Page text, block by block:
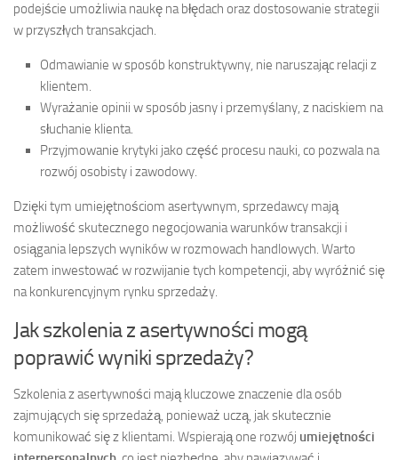
podejście umożliwia naukę na błędach oraz dostosowanie strategii
w przyszłych transakcjach.
Odmawianie w sposób konstruktywny, nie naruszając relacji z
klientem.
Wyrażanie opinii w sposób jasny i przemyślany, z naciskiem na
słuchanie klienta.
Przyjmowanie krytyki jako część procesu nauki, co pozwala na
rozwój osobisty i zawodowy.
Dzięki tym umiejętnościom asertywnym, sprzedawcy mają
możliwość skutecznego negocjowania warunków transakcji i
osiągania lepszych wyników w rozmowach handlowych. Warto
zatem inwestować w rozwijanie tych kompetencji, aby wyróżnić się
na konkurencyjnym rynku sprzedaży.
Jak szkolenia z asertywności mogą
poprawić wyniki sprzedaży?
Szkolenia z asertywności mają kluczowe znaczenie dla osób
zajmujących się sprzedażą, ponieważ uczą, jak skutecznie
komunikować się z klientami. Wspierają one rozwój umiejętności